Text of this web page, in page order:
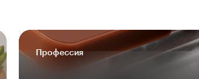
Профессия